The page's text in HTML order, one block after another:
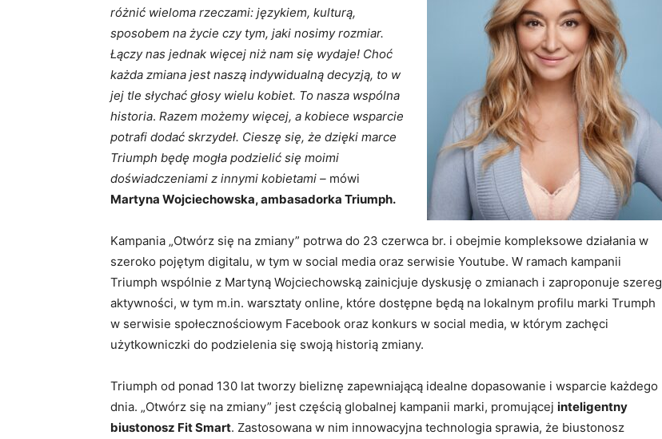
różnić wieloma rzeczami: językiem, kulturą,
sposobem na życie czy tym, jaki nosimy rozmiar.
Łączy nas jednak więcej niż nam się wydaje! Choć
każda zmiana jest naszą indywidualną decyzją, to w
jej tle słychać głosy wielu kobiet. To nasza wspólna
historia. Razem możemy więcej, a kobiece wsparcie
potrafi dodać skrzydeł. Cieszę się, że dzięki marce
Triumph będę mogła podzielić się moimi
doświadczeniami z innymi kobietami – mówi
Martyna Wojciechowska, ambasadorka Triumph.
Kampania „Otwórz się na zmiany” potrwa do 23 czerwca br. i obejmie kompleksowe działania w
szeroko pojętym digitalu, w tym w social media oraz serwisie Youtube. W ramach kampanii
Triumph wspólnie z Martyną Wojciechowską zainicjuje dyskusję o zmianach i zaproponuje szereg
aktywności, w tym m.in. warsztaty online, które dostępne będą na lokalnym profilu marki Trumph
w serwisie społecznościowym Facebook oraz konkurs w social media, w którym zachęci
użytkowniczki do podzielenia się swoją historią zmiany.
Triumph od ponad 130 lat tworzy bieliznę zapewniającą idealne dopasowanie i wsparcie każdego
dnia. „Otwórz się na zmiany” jest częścią globalnej kampanii marki, promującej inteligentny
biustonosz Fit Smart. Zastosowana w nim innowacyjna technologia sprawia, że biustonosz